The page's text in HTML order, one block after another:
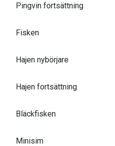
Pingvin fortsättning
Fisken
Hajen nybörjare
Hajen fortsättning
Bläckfisken
Minisim